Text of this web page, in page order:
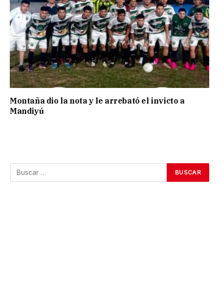
Montaña dio la nota y le arrebató el invicto a
Mandiyú